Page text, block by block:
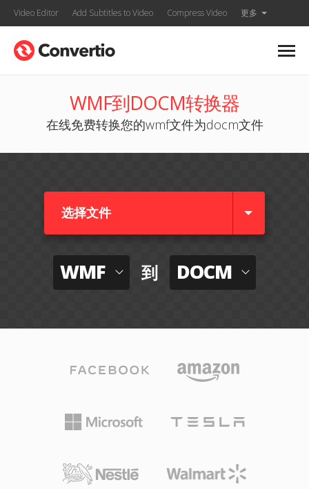
Video Editor Add Subtitles to Video Compress Video 更多
WMF到DOCM转换器
在线免费转换您的wmf文件为docm文件
选择文件
WMF 到 DOCM